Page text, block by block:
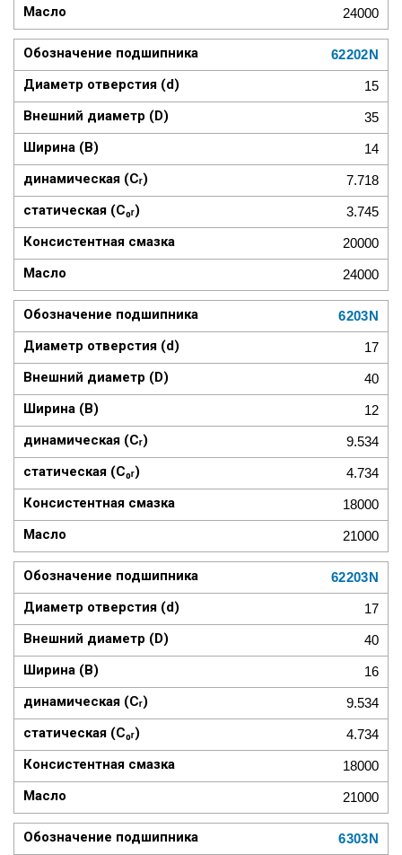
24000
62202N
15
35
14
7.718
3.745
20000
24000
6203N
17
40
12
9.534
4.734
18000
21000
62203N
17
40
16
9.534
4.734
18000
21000
6303N